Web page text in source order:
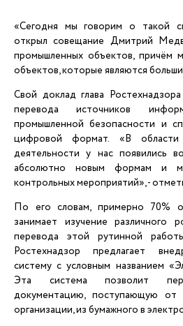
«Сегодня мы говорим о такой
открыл совещание Дмитрий
промышленных объектов, причём
объектов, которые являются
Свой доклад глава
перевода источников
промышленной безопасности и
цифровой формат. «В области
деятельности у нас появились
абсолютно новым формам и
контрольных мероприятий», -
По его словам, примерно 70%
занимает изучение различного
перевода этой рутинной
Ростехнадзор предлагает
систему с условным названием
Эта система позволит
документацию, поступающую
организации, из бумажного в